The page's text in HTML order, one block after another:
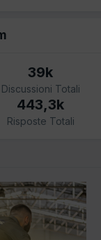
39k
Discussioni Totali
443,3k
Risposte Totali